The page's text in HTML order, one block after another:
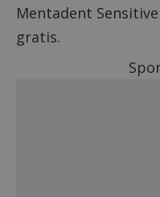
Mentadent
gratis.